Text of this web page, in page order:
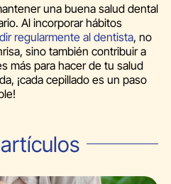
una buena salud dental
Al incorporar hábitos
regularmente al dentista, no
sino también contribuir a
más para hacer de tu salud
¡cada cepillado es un paso